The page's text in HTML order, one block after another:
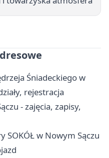
Śniadeckiego w
rejestracja
- zajęcia, zapisy,
SOKÓŁ w Nowym Sączu